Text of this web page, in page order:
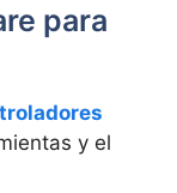
para
y el